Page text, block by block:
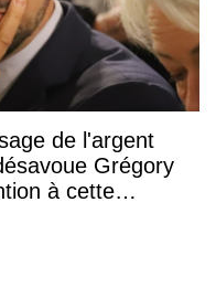
de l'argent
Grégory
à cette